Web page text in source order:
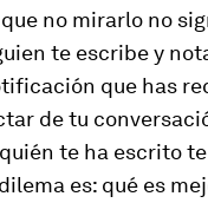
no mirarlo no
te escribe y
que has
de tu
te ha escrito te
es: qué es